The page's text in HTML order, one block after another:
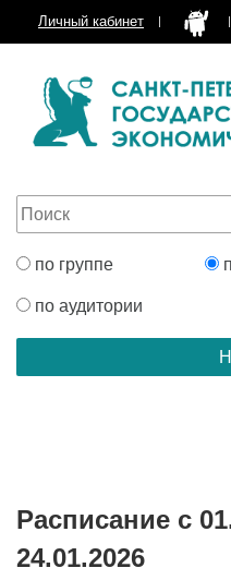
Личный кабинет
по группе
по аудитории
Расписание с
24.01.2026